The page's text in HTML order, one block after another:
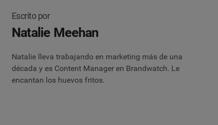
Escrito por
Natalie Meehan
Natalie lleva trabajando en marketing más de una
década y es Content Manager en Brandwatch. Le
encantan los huevos fritos.